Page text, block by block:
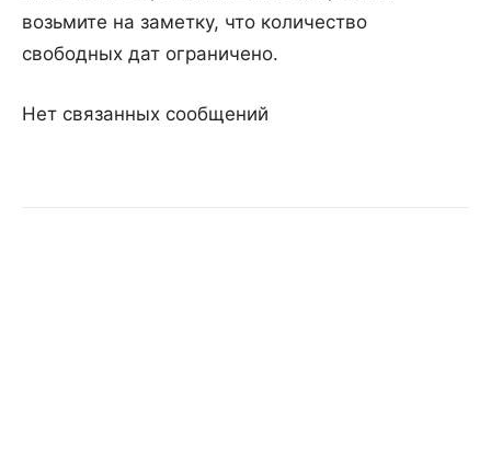
возьмите на заметку, что количество
свободных дат ограничено.
Нет связанных сообщений